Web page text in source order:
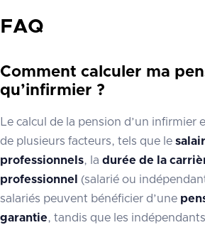
FAQ
Comment calculer ma
qu’infirmier ?
Le calcul de la pension d’un infirmier
de plusieurs facteurs, tels que le
professionnels, la durée de la
professionnel
(salarié ou
salariés peuvent bénéficier d’une
garantie, tandis que les